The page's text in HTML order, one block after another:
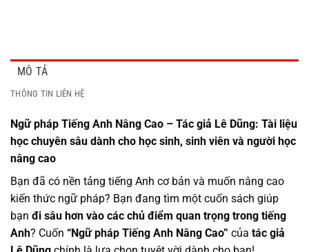
MÔ TẢ
THÔNG TIN LIÊN HỆ
Ngữ pháp Tiếng Anh Nâng Cao – Tác giả Lê Dũng: Tài liệu
học chuyên sâu dành cho học sinh, sinh viên và người học
nâng cao
Bạn đã có nền tảng tiếng Anh cơ bản và muốn nâng cao
kiến thức ngữ pháp? Bạn đang tìm một cuốn sách giúp
bạn đi sâu hơn vào các chủ điểm quan trọng trong tiếng
Anh? Cuốn “Ngữ pháp Tiếng Anh Nâng Cao” của tác giả